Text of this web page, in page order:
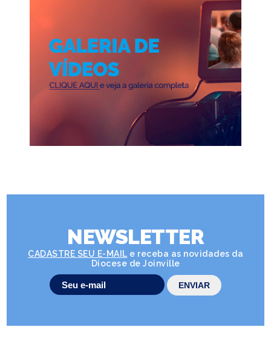
NEWSLETTER
CADASTRE SEU E-MAIL e receba as novidades da
Diocese de Joinville